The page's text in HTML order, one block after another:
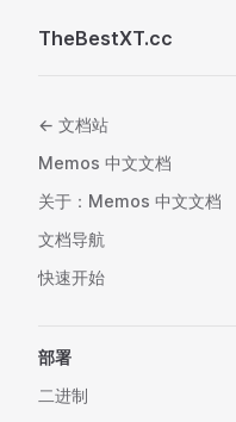
Skip to content
TheBestXT.cc
← 文档站
Memos 中文文档
关于：Memos 中文文档
文档导航
快速开始
部署
二进制